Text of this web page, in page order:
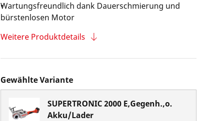
Wartungsfreundlich dank Dauerschmierung und
bürstenlosen Motor
Weitere Produktdetails
Gewählte Variante
SUPERTRONIC 2000 E,Gegenh.,o.
Akku/Lader